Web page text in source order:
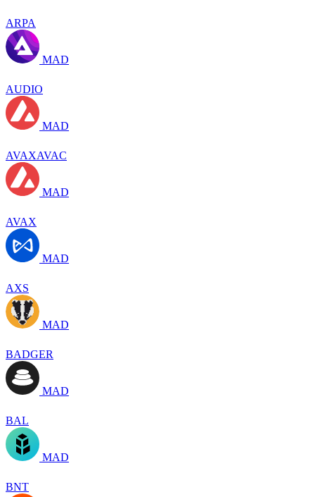
ARPA
MAD
AUDIO
MAD
AVAXAVAC
MAD
AVAX
MAD
AXS
MAD
BADGER
MAD
BAL
MAD
BNT